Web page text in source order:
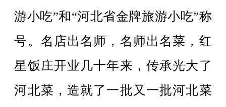
游小吃”和“河北省金牌旅游小吃”称
号。名店出名师，名师出名菜，红
星饭庄开业几十年来，传承光大了
河北菜，造就了一批又一批河北菜